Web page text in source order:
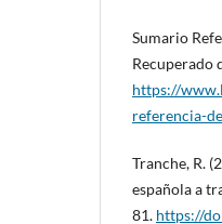
Sumario
Recuperado
https://
referencia-
Tranche, R.
española a
81. https://